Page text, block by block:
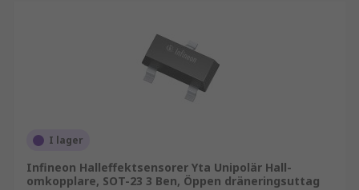
I lager
Infineon Halleffektsensorer Yta Unipolär Hall-
omkopplare, SOT-23 3 Ben, Öppen dräneringsuttag